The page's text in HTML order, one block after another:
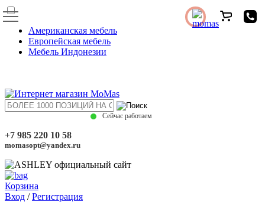
Американская мебель
Европейская мебель
Мебель Индонезии
Сейчас работаем
+7 985 220 10 58
momasopt@yandex.ru
Корзина
Вход /Регистрация